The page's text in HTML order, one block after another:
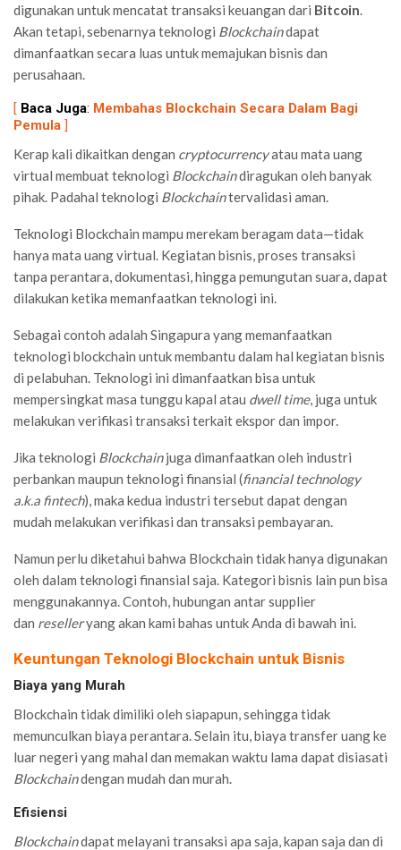
digunakan untuk mencatat transaksi keuangan dari Bitcoin.
Akan tetapi, sebenarnya teknologi Blockchaindapat
dimanfaatkan secara luas untuk memajukan bisnis dan
perusahaan.
[ Baca Juga: Membahas Blockchain Secara Dalam Bagi
Pemula ]
Kerap kali dikaitkan dengan cryptocurrencyatau mata uang
virtual membuat teknologi Blockchaindiragukan oleh banyak
pihak. Padahal teknologi Blockchaintervalidasi aman.
Teknologi Blockchain mampu merekam beragam data—tidak
hanya mata uang virtual. Kegiatan bisnis, proses transaksi
tanpa perantara, dokumentasi, hingga pemungutan suara, dapat
dilakukan ketika memanfaatkan teknologi ini.
Sebagai contoh adalah Singapura yang memanfaatkan
teknologi blockchain untuk membantu dalam hal kegiatan bisnis
di pelabuhan. Teknologi ini dimanfaatkan bisa untuk
mempersingkat masa tunggu kapal atau dwell time, juga untuk
melakukan verifikasi transaksi terkait ekspor dan impor.
Jika teknologi Blockchainjuga dimanfaatkan oleh industri
perbankan maupun teknologi finansial (financial technology
a.k.a fintech), maka kedua industri tersebut dapat dengan
mudah melakukan verifikasi dan transaksi pembayaran.
Namun perlu diketahui bahwa Blockchain tidak hanya digunakan
oleh dalam teknologi finansial saja. Kategori bisnis lain pun bisa
menggunakannya. Contoh, hubungan antar supplier
dan reselleryang akan kami bahas untuk Anda di bawah ini.
Keuntungan Teknologi Blockchain untuk Bisnis
Biaya yang Murah
Blockchain tidak dimiliki oleh siapapun, sehingga tidak
memunculkan biaya perantara. Selain itu, biaya transfer uang ke
luar negeri yang mahal dan memakan waktu lama dapat disiasati
Blockchaindengan mudah dan murah.
Efisiensi
Blockchaindapat melayani transaksi apa saja, kapan saja dan di